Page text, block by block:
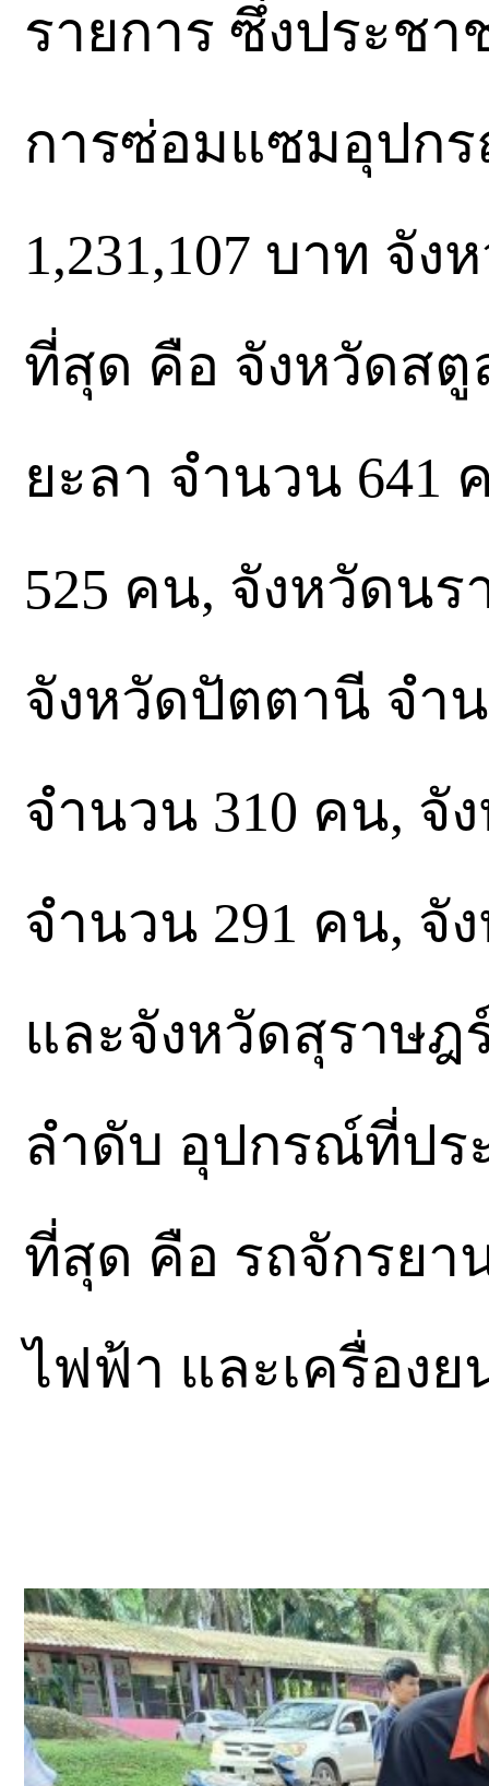
รายการ ซึ่งประช
การซ่อมแซมอุปก
1,231,107 บาท จั
ที่สุด คือ จังหวัดสตู
ยะลา จำนวน 641
525 คน, จังหวัดน
จังหวัดปัตตานี จำ
จำนวน 310 คน, จั
จำนวน 291 คน, จั
และจังหวัดสุราษฎ
ลำดับ อุปกรณ์ที่ปร
ที่สุด คือ รถจักรย
ไฟฟ้า และเครื่อง